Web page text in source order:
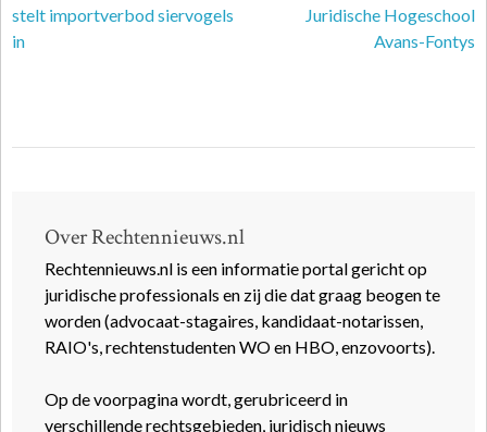
stelt importverbod siervogels
in
Juridische Hogeschool
Avans-Fontys
Over Rechtennieuws.nl
Rechtennieuws.nl is een informatie portal gericht op
juridische professionals en zij die dat graag beogen te
worden (advocaat-stagaires, kandidaat-notarissen,
RAIO's, rechtenstudenten WO en HBO, enzovoorts).
Op de voorpagina wordt, gerubriceerd in
verschillende rechtsgebieden, juridisch nieuws